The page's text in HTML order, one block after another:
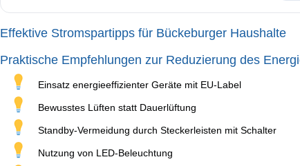
Effektive Stromspartipps für Bückeburger Haushalte
Praktische Empfehlungen zur Reduzierung des
Einsatz energieeffizienter Geräte mit EU-Label
Bewusstes Lüften statt Dauerlüftung
Standby-Vermeidung durch Steckerleisten mit Schalter
Nutzung von LED-Beleuchtung